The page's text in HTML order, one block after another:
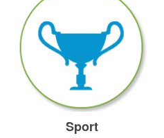
Sport